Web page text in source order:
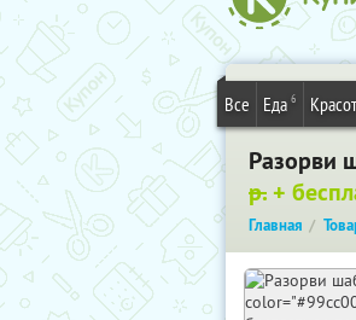
Все Еда 6
Разорви
р.+
Главная